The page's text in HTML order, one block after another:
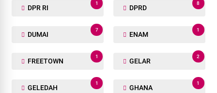
DPR RI
1
DPRD
8
DUMAI
7
ENAM
1
FREETOWN
1
GELAR
2
GELEDAH
1
GHANA
1